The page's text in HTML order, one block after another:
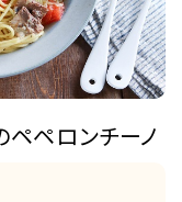
ペペロンチーノ